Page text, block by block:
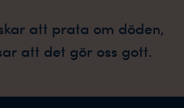
att prata om döden,
att det gör oss gott.